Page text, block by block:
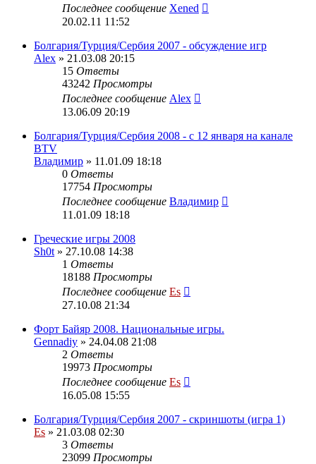
Последнее сообщение Xened
20.02.11 11:52
Болгария/Турция/Сербия 2007 - обсуждение игр
Alex » 21.03.08 20:15
15 Ответы
43242 Просмотры
Последнее сообщение Alex
13.06.09 20:19
Болгария/Турция/Сербия 2008 - c 12 января на канале
BTV
Владимир » 11.01.09 18:18
0 Ответы
17754 Просмотры
Последнее сообщение Владимир
11.01.09 18:18
Греческие игры 2008
Sh0t » 27.10.08 14:38
1 Ответы
18188 Просмотры
Последнее сообщение Es
27.10.08 21:34
Форт Байяр 2008. Национальные игры.
Gennadiy » 24.04.08 21:08
2 Ответы
19973 Просмотры
Последнее сообщение Es
16.05.08 15:55
Болгария/Турция/Сербия 2007 - скриншоты (игра 1)
Es » 21.03.08 02:30
3 Ответы
23099 Просмотры